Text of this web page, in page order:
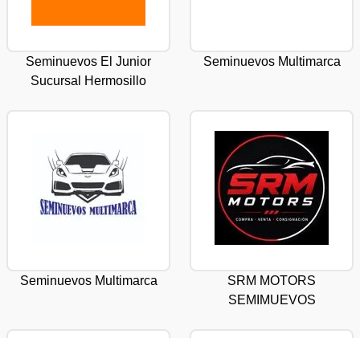
Seminuevos El Junior
Sucursal Hermosillo
Seminuevos Multimarca
Seminuevos Multimarca
SRM MOTORS
SEMIMUEVOS